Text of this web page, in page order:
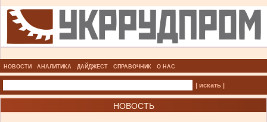
НОВОСТИ АНАЛИТИКА ДАЙДЖЕСТ СПРАВОЧНИК О НАС
| искать |
НОВОСТЬ